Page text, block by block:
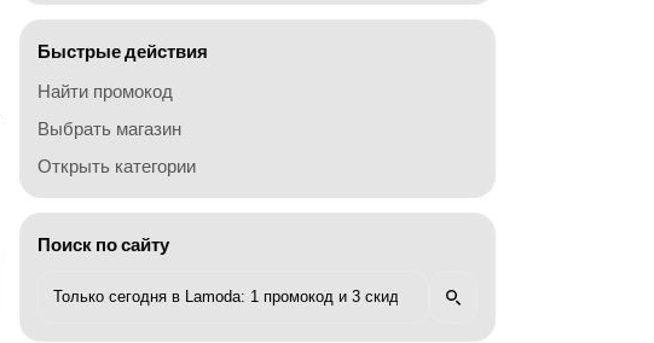
Быстрые действия
Найти промокод
Выбрать магазин
Открыть категории
Поиск по сайту